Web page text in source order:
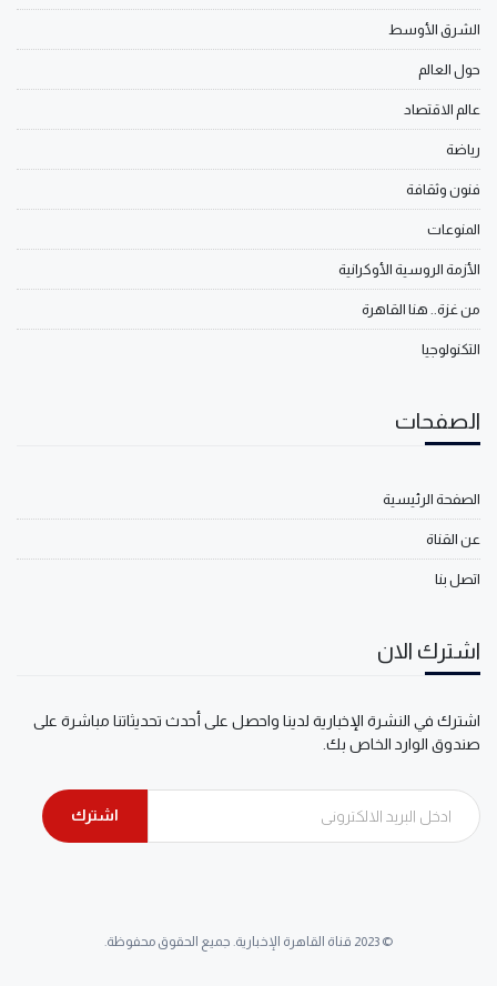
الشرق الأوسط
حول العالم
عالم الاقتصاد
رياضة
فنون وثقافة
المنوعات
الأزمة الروسية الأوكرانية
من غزة.. هنا القاهرة
التكنولوجيا
الصفحات
الصفحة الرئيسية
عن القناة
اتصل بنا
اشترك الان
اشترك في النشرة الإخبارية لدينا واحصل على أحدث تحديثاتنا مباشرة على
صندوق الوارد الخاص بك.
اشترك
© 2023 قناة القاهرة الإخبارية. جميع الحقوق محفوظة.